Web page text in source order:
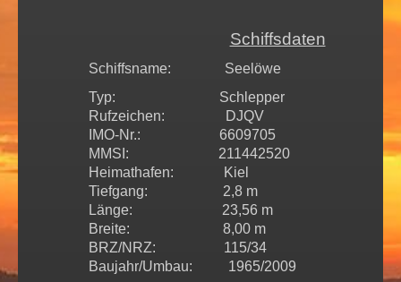
Schiffsdaten
Schiffsname: Seelöwe
Typ: Schlepper
Rufzeichen: DJQV
IMO-Nr.: 6609705
MMSI: 211442520
Heimathafen: Kiel
Tiefgang: 2,8 m
Länge: 23,56 m
Breite: 8,00 m
BRZ/NRZ: 115/34
Baujahr/Umbau: 1965/2009